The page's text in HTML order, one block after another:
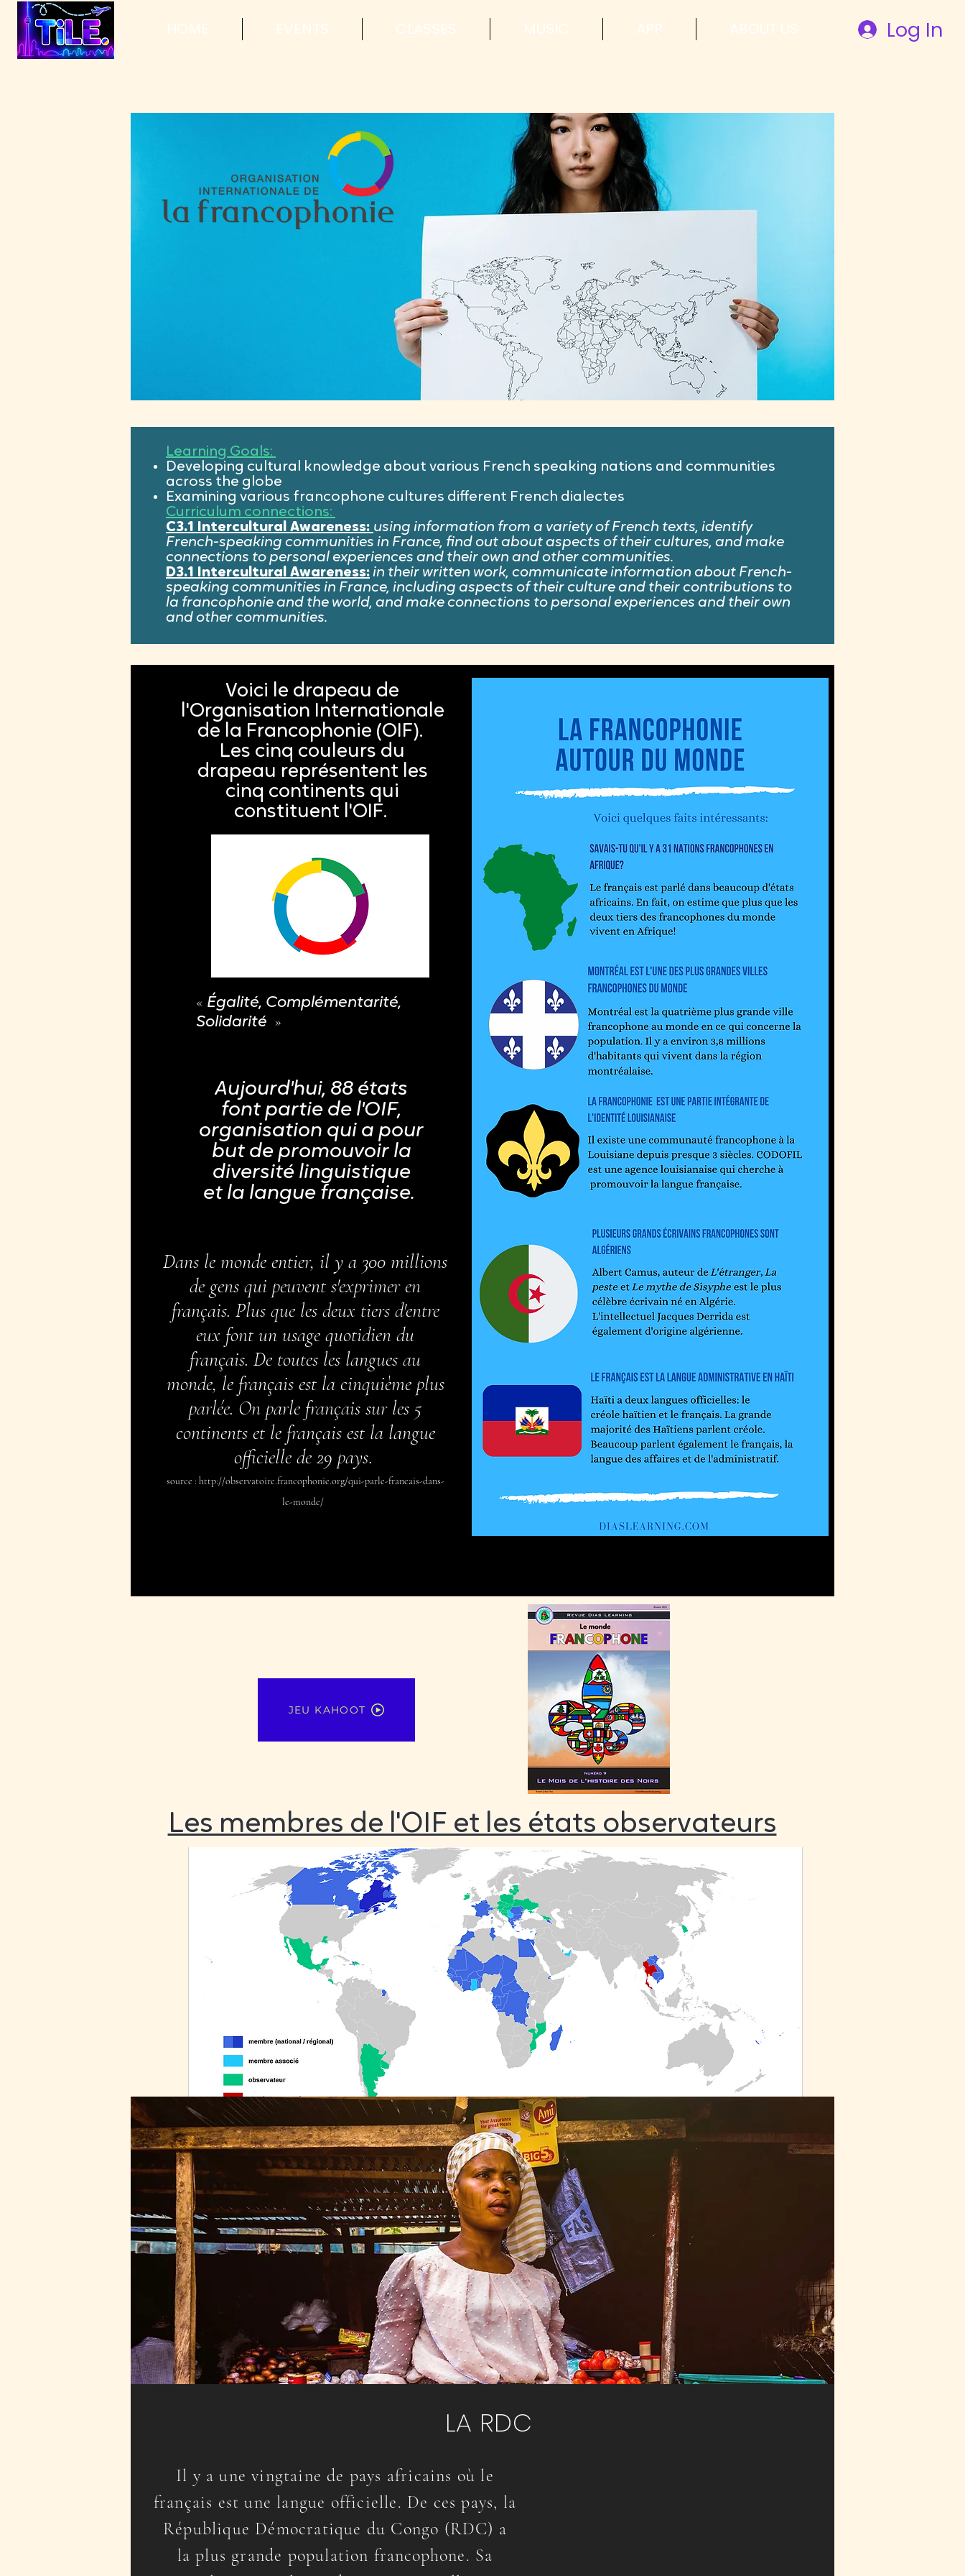
HOME EVENTS CLASSES MUSIC APP ABOUT US Log In
Learning Goals:
Developing cultural knowledge about various French speaking nations and communities
across the globe
Examining various francophone cultures different French dialectes
Curriculum connections:
C3.1 Intercultural Awareness: using information from a variety of French texts, identify
French-speaking communities in France, find out about aspects of their cultures, and make
connections to personal experiences and their own and other communities.
D3.1 Intercultural Awareness: in their written work, communicate information about French-
speaking communities in France, including aspects of their culture and their contributions to
la francophonie and the world, and make connections to personal experiences and their own
and other communities.
Voici le drapeau de
l'Organisation Internationale
de la Francophonie (OIF).
Les cinq couleurs du
drapeau représentent les
cinq continents qui
constituent l'OIF.
« Égalité, Complémentarité,
Solidarité »
Aujourd'hui, 88 états
font partie de l'OIF,
organisation qui a pour
but de promouvoir la
diversité linguistique
et la langue française.
Dans le monde entier, il y a 300 millions
de gens qui peuvent s'exprimer en
français. Plus que les deux tiers d'entre
eux font un usage quotidien du
français. De toutes les langues au
monde, le français est la cinquième plus
parlée. On parle français sur les 5
continents et le français est la langue
officielle de 29 pays.
source : http://observatoire.francophonie.org/qui-parle-francais-dans-
le-monde/
JEU KAHOOT
Les membres de l'OIF et les états observateurs
LA RDC
Il y a une vingtaine de pays africains où le
français est une langue officielle. De ces pays, la
République Démocratique du Congo (RDC) a
la plus grande population francophone. Sa